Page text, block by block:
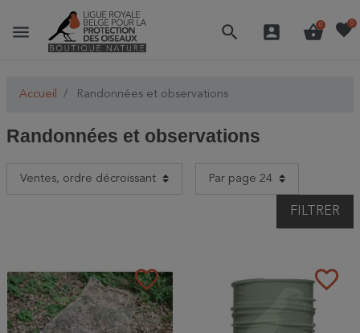
menu search account_box shopping_basket
0 favorite0
Accueil Randonnées et observations
Randonnées et observations
FILTRER
favorite_border favorite_border